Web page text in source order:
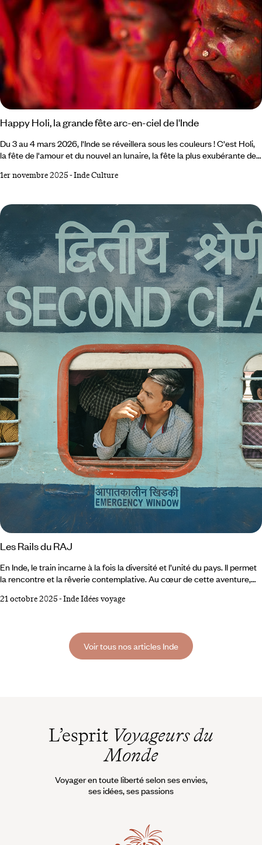
Happy Holi, la grande fête arc-en-ciel de l'Inde
Du 3 au 4 mars 2026, l'Inde se réveillera sous les couleurs ! C'est Holi,
la fête de l'amour et du nouvel an lunaire, la fête la plus exubérante de
1,5 milliard d'habitants, de cultures et de religions très diverses.
et une bonne partie d'entre eux bénéficie au minimum d'un pittoresque
festival de village, où l'on sort la divinité dans les champs, sous les
chants et les hourras.
1er novembre 2025-Inde Culture
Les Rails du RAJ
En Inde, le train incarne à la fois la diversité et l’unité du pays. Il permet
la rencontre et la rêverie contemplative. Au cœur de cette aventure,
du Rajasthan d’antan, peuplé de palais fastueux et de princes
étendus au monde.
21 octobre 2025-Inde Idées voyage
Voir tous nos articles Inde
L’esprit Voyageurs du
Monde
Voyager en toute liberté selon ses envies,
ses idées, ses passions